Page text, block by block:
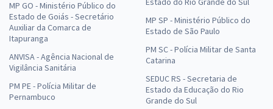
MP GO - Ministério Público do
Estado de Goiás - Secretário
Auxiliar da Comarca de
Itapuranga
ANVISA - Agência Nacional de
Vigilância Sanitária
PM PE - Polícia Militar de
Pernambuco
MP SP - Ministério Público do
Estado de São Paulo
PM SC - Polícia Militar de Santa
Catarina
SEDUC RS - Secretaria de
Estado da Educação do Rio
Grande do Sul